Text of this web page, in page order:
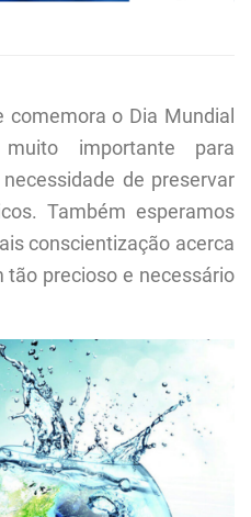
o Dia Mundial
importante para
de preservar
Também esperamos
conscientização acerca
tão precioso e necessário